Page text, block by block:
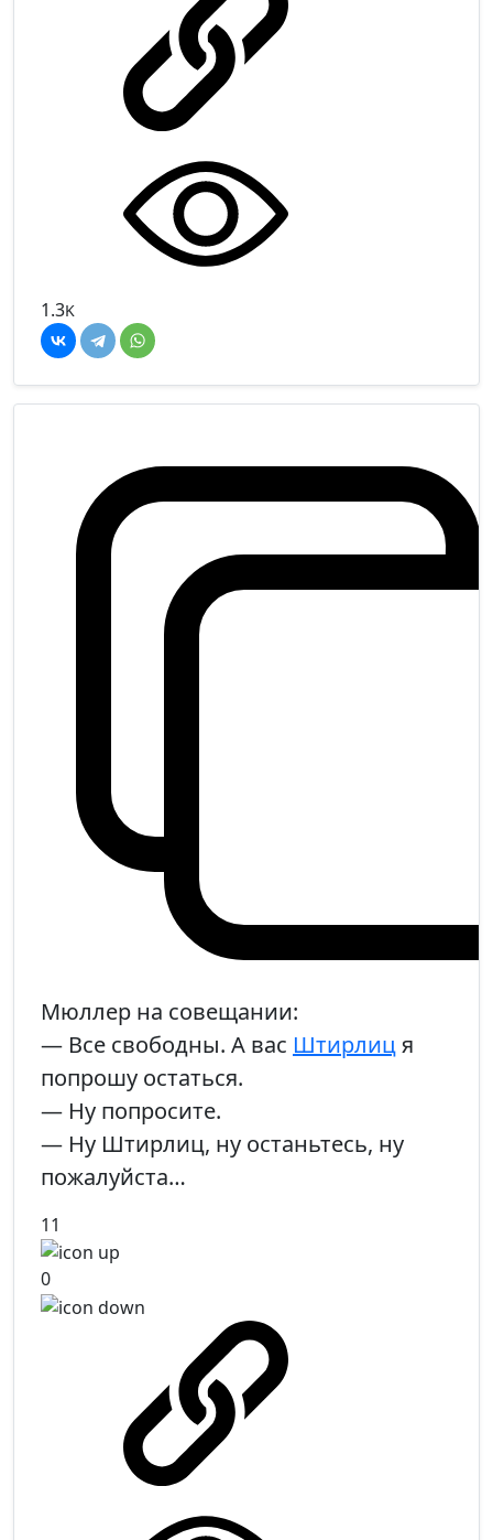
1.3K
Мюллер на совещании:
— Все свободны. А вас Штирлиця
попрошу остаться.
— Ну попросите.
— Ну Штирлиц, ну останьтесь, ну
пожалуйста…
11
0